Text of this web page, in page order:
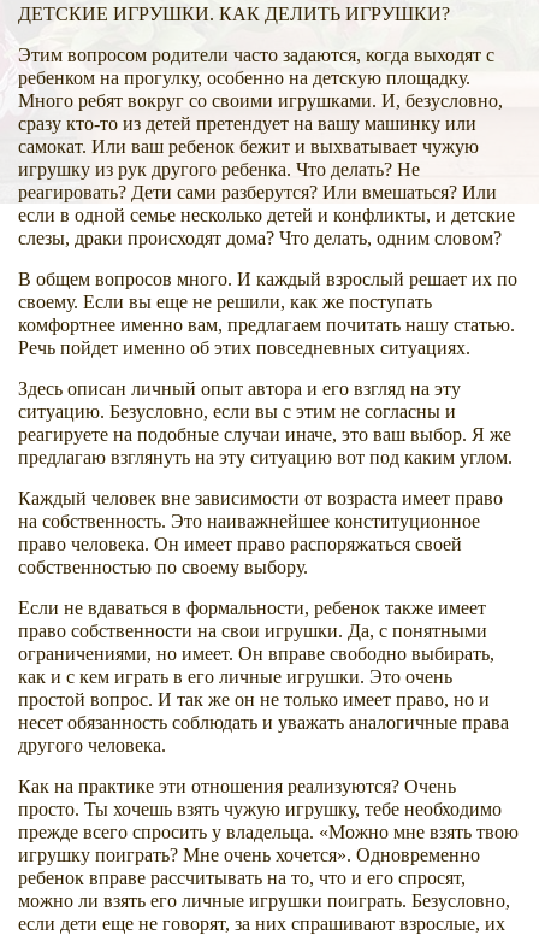
ДЕТСКИЕ ИГРУШКИ. КАК ДЕЛИТЬ ИГРУШКИ?
Этим вопросом родители часто задаются, когда выходят с
ребенком на прогулку, особенно на детскую площадку.
Много ребят вокруг со своими игрушками. И, безусловно,
сразу кто-то из детей претендует на вашу машинку или
самокат. Или ваш ребенок бежит и выхватывает чужую
игрушку из рук другого ребенка. Что делать? Не
реагировать? Дети сами разберутся? Или вмешаться? Или
если в одной семье несколько детей и конфликты, и детские
слезы, драки происходят дома? Что делать, одним словом?
В общем вопросов много. И каждый взрослый решает их по
своему. Если вы еще не решили, как же поступать
комфортнее именно вам, предлагаем почитать нашу статью.
Речь пойдет именно об этих повседневных ситуациях.
Здесь описан личный опыт автора и его взгляд на эту
ситуацию. Безусловно, если вы с этим не согласны и
реагируете на подобные случаи иначе, это ваш выбор. Я же
предлагаю взглянуть на эту ситуацию вот под каким углом.
Каждый человек вне зависимости от возраста имеет право
на собственность. Это наиважнейшее конституционное
право человека. Он имеет право распоряжаться своей
собственностью по своему выбору.
Если не вдаваться в формальности, ребенок также имеет
право собственности на свои игрушки. Да, с понятными
ограничениями, но имеет. Он вправе свободно выбирать,
как и с кем играть в его личные игрушки. Это очень
простой вопрос. И так же он не только имеет право, но и
несет обязанность соблюдать и уважать аналогичные права
другого человека.
Как на практике эти отношения реализуются? Очень
просто. Ты хочешь взять чужую игрушку, тебе необходимо
прежде всего спросить у владельца. «Можно мне взять твою
игрушку поиграть? Мне очень хочется». Одновременно
ребенок вправе рассчитывать на то, что и его спросят,
можно ли взять его личные игрушки поиграть. Безусловно,
если дети еще не говорят, за них спрашивают взрослые, их